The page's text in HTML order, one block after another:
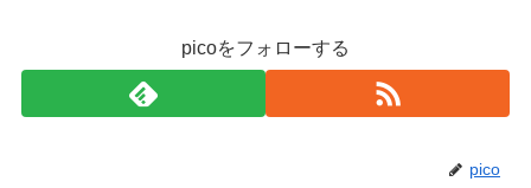
picoをフォローする
pico